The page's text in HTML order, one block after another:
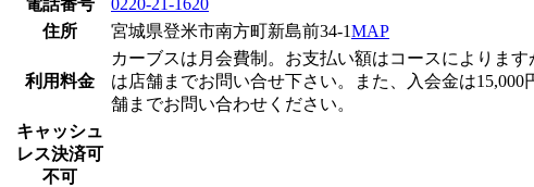
電話番号
0220-21-1620
住所
宮城県登米市南方町新島前34-1MAP
利用料金
カーブスは月会費制。お支払い額はコースによりま
は店舗までお問い合せ下さい。また、入会金は
舗までお問い合わせください。
キャッシュ
レス決済可
不可